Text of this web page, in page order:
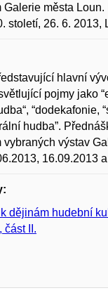
města Loun.
století, 26. 6. 2013,
hlavní
pojmy jako
“dodekafonie,
hudba”.
výstav
16.09.2013
dějinám hudební
část II.